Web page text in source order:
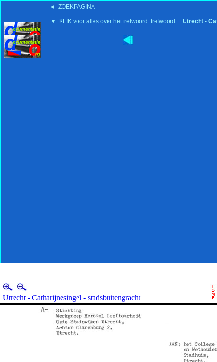
◄ ZOEKPAGINA
▼ KLIK voor alles over het trefwoord: trefwoord: Utrecht -
Utrecht - Catharijnesingel - stadsbuitengracht